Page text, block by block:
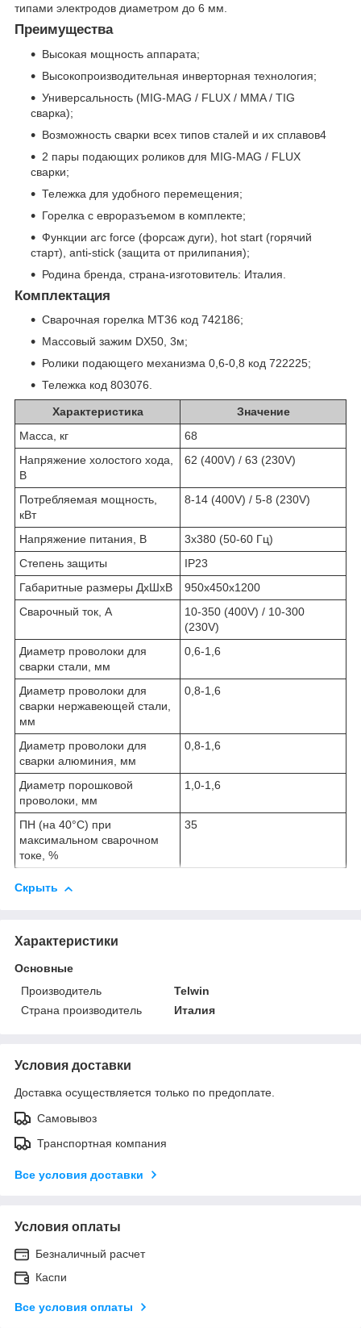
типами электродов диаметром до 6 мм.
Преимущества
Высокая мощность аппарата;
Высокопроизводительная инверторная технология;
Универсальность (MIG-MAG / FLUX / MMA / TIG
сварка);
Возможность сварки всех типов сталей и их сплавов4
2 пары подающих роликов для MIG-MAG / FLUX
сварки;
Тележка для удобного перемещения;
Горелка с евроразъемом в комплекте;
Функции arc force (форсаж дуги), hot start (горячий
старт), anti-stick (защита от прилипания);
Родина бренда, страна-изготовитель: Италия.
Комплектация
Сварочная горелка MT36 код 742186;
Массовый зажим DX50, 3м;
Ролики подающего механизма 0,6-0,8 код 722225;
Тележка код 803076.
Характеристика
Значение
Масса, кг
68
Напряжение холостого хода,
В
62 (400V) / 63 (230V)
Потребляемая мощность,
кВт
8-14 (400V) / 5-8 (230V)
Напряжение питания, В
3х380 (50-60 Гц)
Степень защиты
IP23
Габаритные размеры ДхШхВ
950х450х1200
Сварочный ток, А
10-350 (400V) / 10-300
(230V)
Диаметр проволоки для
сварки стали, мм
0,6-1,6
Диаметр проволоки для
сварки нержавеющей стали,
мм
0,8-1,6
Диаметр проволоки для
сварки алюминия, мм
0,8-1,6
Диаметр порошковой
проволоки, мм
1,0-1,6
ПН (на 40°С) при
максимальном сварочном
токе, %
35
Скрыть
Характеристики
Основные
Производитель
Telwin
Страна производитель
Италия
Условия доставки
Доставка осуществляется только по предоплате.
Самовывоз
Транспортная компания
Все условия доставки
Условия оплаты
Безналичный расчет
Каспи
Все условия оплаты